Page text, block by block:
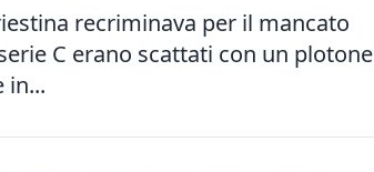
recriminava per il mancato
C erano scattati con un plotone
in...